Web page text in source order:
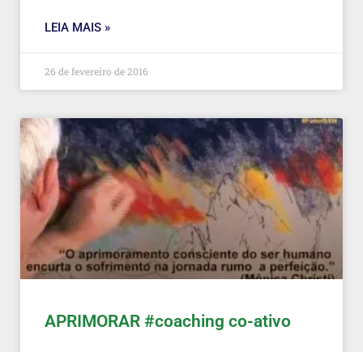
LEIA MAIS »
26 de fevereiro de 2016
APRIMORAR #coaching co-ativo